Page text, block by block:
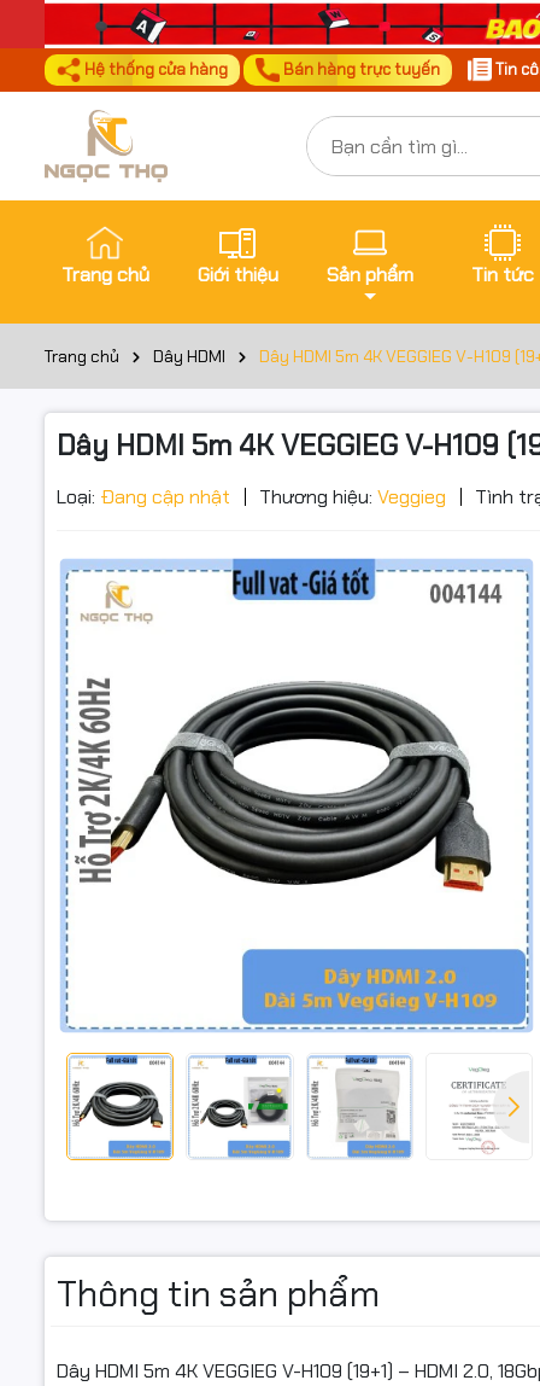
Hệ thống cửa hàng Bán hàng trực tuyến Tin
Trang chủ Giới thiệu Sản phẩm Tin tức
Trang chủ Dây HDMI Dây HDMI 5m 4K VEGGIEG V-H109
Dây HDMI 5m 4K VEGGIEG V-H109
Loại: Đang cập nhật Thương hiệu: Veggieg Tình
Thông tin sản phẩm
Dây HDMI 5m 4K VEGGIEG V-H109 (19+1) – HDMI 2.0,
Dây
hiệu –
Mô tả sản
📺 4K
⚡ Chuẩn
🔌 Đầu
📏 Chiều
🧩 Tương
🧾 Chính
Mô tả chi
VEGGIEG
Đặt
Dây HDMI 5m
(19+1) – HDMI
vàng –